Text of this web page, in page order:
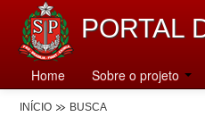
PORTAL
Home Sobre o projeto
INÍCIO BUSCA